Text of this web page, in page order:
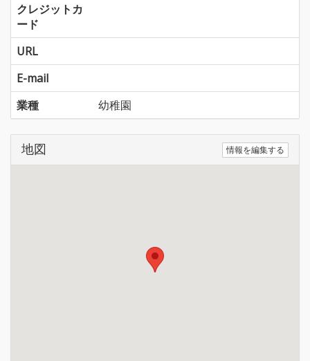
クレジットカ
ード
URL
E-mail
業種
幼稚園
地図 情報を編集する